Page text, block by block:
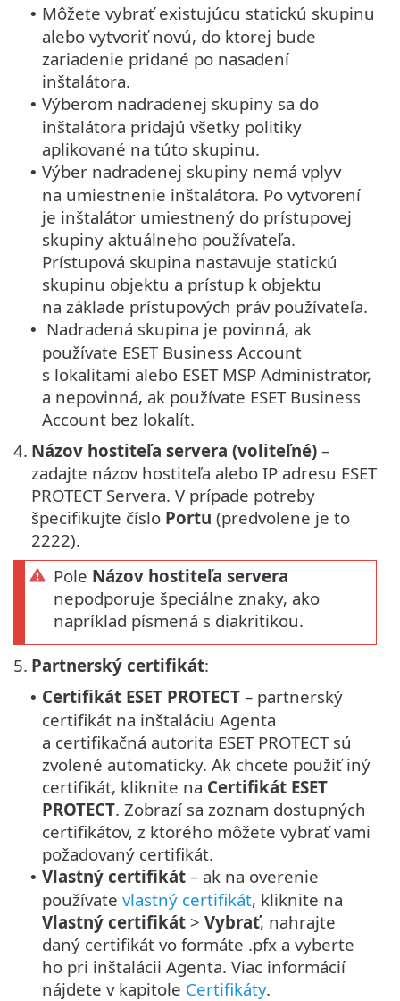
• Môžete vybrať existujúcu statickú skupinu
alebo vytvoriť novú, do ktorej bude
zariadenie pridané po nasadení
inštalátora.
• Výberom nadradenej skupiny sa do
inštalátora pridajú všetky politiky
aplikované na túto skupinu.
• Výber nadradenej skupiny nemá vplyv
na umiestnenie inštalátora. Po vytvorení
je inštalátor umiestnený do prístupovej
skupiny aktuálneho používateľa.
Prístupová skupina nastavuje statickú
skupinu objektu a prístup k objektu
na základe prístupových práv používateľa.
•
Nadradená skupina je povinná, ak
používate ESET Business Account
s lokalitami alebo ESET MSP Administrator,
a nepovinná, ak používate ESET Business
Account bez lokalít.
4. Názov hostiteľa servera (voliteľné) –
zadajte názov hostiteľa alebo IP adresu ESET
PROTECT Servera. V prípade potreby
špecifikujte číslo Portu (predvolene je to
2222).
Pole Názov hostiteľa servera
nepodporuje špeciálne znaky, ako
napríklad písmená s diakritikou.
5. Partnerský certifikát:
• Certifikát ESET PROTECT – partnerský
certifikát na inštaláciu Agenta
a certifikačná autorita ESET PROTECT sú
zvolené automaticky. Ak chcete použiť iný
certifikát, kliknite na Certifikát ESET
PROTECT. Zobrazí sa zoznam dostupných
certifikátov, z ktorého môžete vybrať vami
požadovaný certifikát.
• Vlastný certifikát – ak na overenie
používate vlastný certifikát, kliknite na
Vlastný certifikát > Vybrať, nahrajte
daný certifikát vo formáte .pfx a vyberte
ho pri inštalácii Agenta. Viac informácií
nájdete v kapitole Certifikáty.